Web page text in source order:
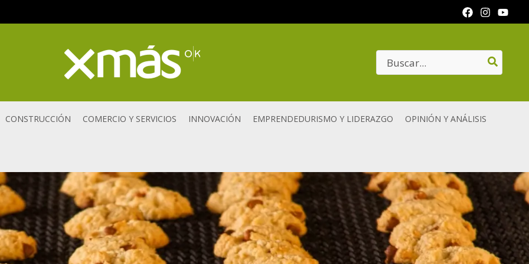
Search
for:
CONSTRUCCIÓN COMERCIO Y SERVICIOS INNOVACIÓN EMPRENDEDURISMO Y LIDERAZGO OPINIÓN Y ANÁLISIS